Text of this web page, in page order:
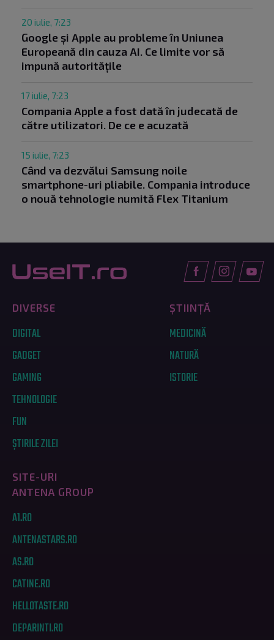
20 iulie, 7:23
Google și Apple au probleme în Uniunea
Europeană din cauza AI. Ce limite vor să
impună autoritățile
17 iulie, 7:23
Compania Apple a fost dată în judecată de
către utilizatori. De ce e acuzată
15 iulie, 7:23
Când va dezvălui Samsung noile
smartphone-uri pliabile. Compania introduce
o nouă tehnologie numită Flex Titanium
DIVERSE
DIGITAL
GADGET
GAMING
TEHNOLOGIE
FUN
ȘTIRILE ZILEI
ȘTIINȚĂ
MEDICINĂ
NATURĂ
ISTORIE
SITE-URI
ANTENA GROUP
A1.RO
ANTENASTARS.RO
AS.RO
CATINE.RO
HELLOTASTE.RO
DEPARINTI.RO